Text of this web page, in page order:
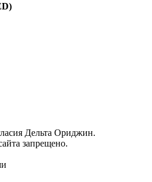
Дельта Ориджин.
запрещено.